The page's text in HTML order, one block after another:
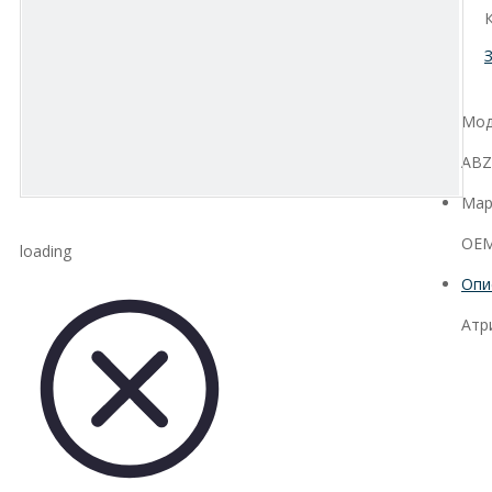
loading